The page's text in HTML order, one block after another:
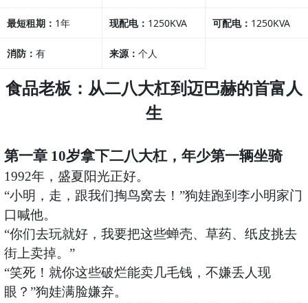
最短租期： 1年 现配电： 1250KVA 可配电： 1250KVA
消防： 有 来源：个人
食品老板 ：从二八大杠到迈巴赫的首富人
生
第一章 10岁拿下二八大杠，年少第一辆坐骑
1992年，盛夏阳光正好。
“小明，走，跟我们掏鸟窝去！”狗娃跑到李小明家门
口喊他。
“你们去玩就好，我要把这些蝉壳、草药、纸皮挑去
街上卖掉。”
“笑死！就你这些破烂能卖几毛钱，不嫌丢人现
眼？”狗娃满脸嫌弃。